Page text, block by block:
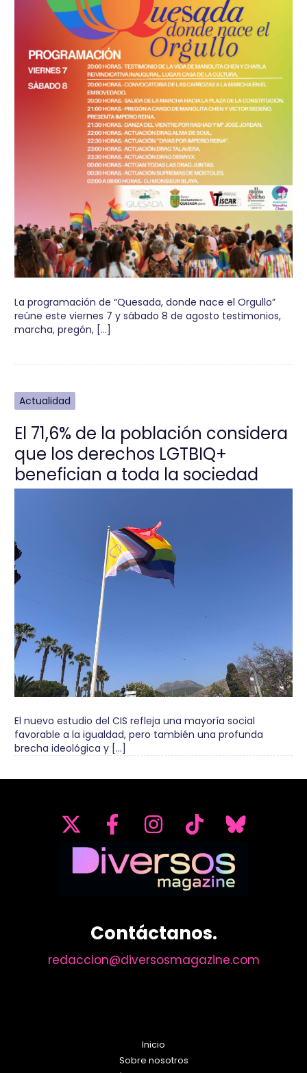
La programación de “Quesada, donde nace el Orgullo”
reúne este viernes 7 y sábado 8 de agosto testimonios,
marcha, pregón, […]
Actualidad
El 71,6% de la población considera
que los derechos LGTBIQ+
benefician a toda la sociedad
El nuevo estudio del CIS refleja una mayoría social
favorable a la igualdad, pero también una profunda
brecha ideológica y […]
Contáctanos.
redaccion@diversosmagazine.com
Inicio
Sobre nosotros